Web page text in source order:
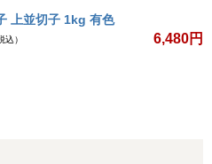
上並切子 1kg 有色
込） 6,480円